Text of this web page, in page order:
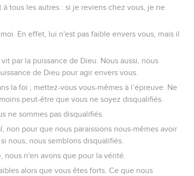
tous les autres : si je reviens chez vous, je ne
En effet, lui n'est pas faible envers vous, mais il
par la puissance de Dieu. Nous aussi, nous
de Dieu pour agir envers vous.
la foi ; mettez-vous vous-mêmes à l’épreuve. Ne
peut-être que vous ne soyez disqualifiés.
ne sommes pas disqualifiés.
non pour que nous paraissions nous-mêmes avoir
nous, nous semblons disqualifiés.
nous n'en avons que pour la vérité.
alors que vous êtes forts. Ce que nous